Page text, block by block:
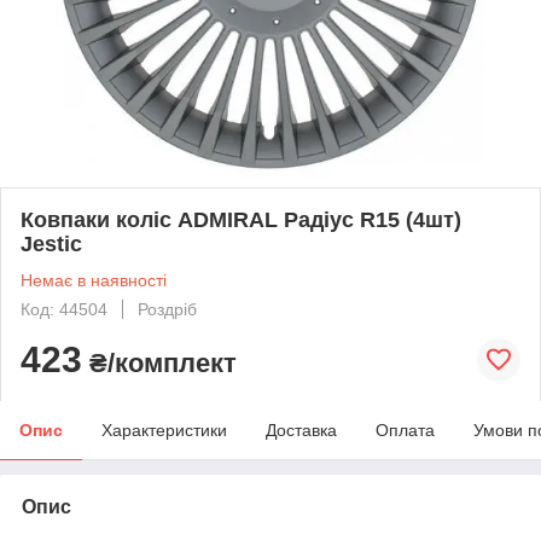
Ковпаки коліс ADMIRAL Радіус R15 (4шт)
Jestic
Немає в наявності
Код: 44504
Роздріб
423 ₴/комплект
Опис Характеристики Доставка Оплата Умови
Опис